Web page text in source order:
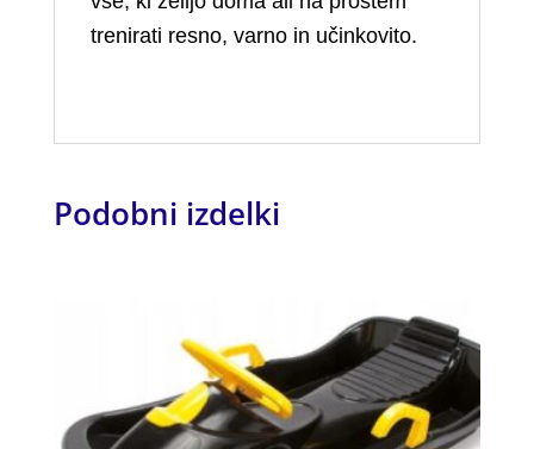
trenirati resno, varno in učinkovito.
Podobni izdelki